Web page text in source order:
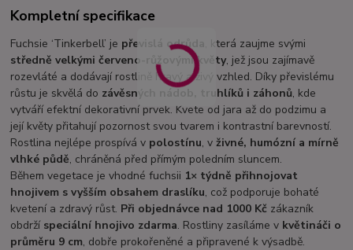
Kompletní specifikace
Fuchsie ‘Tinkerbell’ je převislá odrůda
, která zaujme svými
středně velkými červeno-růžovými květy, jež jsou zajímavě
rozevláté a dodávají rostlině hravý a živý vzhled. Díky převislému
růstu je skvělá do závěsných nádob, truhlíků i záhonů, kde
vytváří efektní dekorativní prvek. Kvete od jara až do podzimu a
její květy přitahují pozornost svou tvarem i kontrastní barevností.
Rostlina nejlépe prospívá v polostínu, vživné, humózní a mírně
vlhké půdě, chráněná před přímým poledním sluncem.
Během vegetace je vhodné fuchsii 1× týdně přihnojovat
hnojivem s vyšším obsahem draslíku, což podporuje bohaté
kvetení a zdravý růst. Při objednávce nad 1000 Kč zákazník
obdrží speciální hnojivo zdarma. Rostliny zasíláme v květináči o
průměru 9 cm, dobře prokořeněné a připravené k výsadbě.